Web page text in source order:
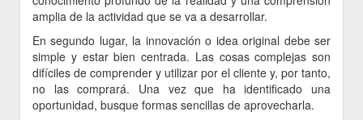
amplia de la actividad que se va a desarrollar.
En segundo lugar, la innovación o idea original debe ser
simple y estar bien centrada. Las cosas complejas son
difíciles de comprender y utilizar por el cliente y, por tanto,
no las comprará. Una vez que ha identificado una
oportunidad, busque formas sencillas de aprovecharla.